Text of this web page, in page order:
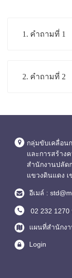
1. คำถามที่ 1
2. คำถามที่ 2
กลุ่มขับเคลื่อน
และการสร้าง
สำนักงานปลัด
แขวงดินแดง เ
อีเมล์ :
02 232 1270
แผนที่สำนักง
Login